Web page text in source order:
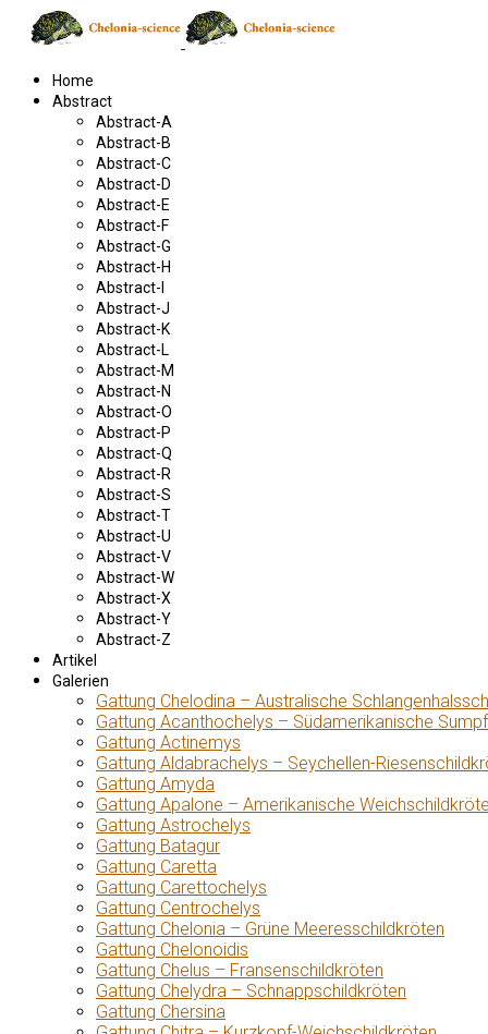
Home
Abstract
Abstract-A
Abstract-B
Abstract-C
Abstract-D
Abstract-E
Abstract-F
Abstract-G
Abstract-H
Abstract-I
Abstract-J
Abstract-K
Abstract-L
Abstract-M
Abstract-N
Abstract-O
Abstract-P
Abstract-Q
Abstract-R
Abstract-S
Abstract-T
Abstract-U
Abstract-V
Abstract-W
Abstract-X
Abstract-Y
Abstract-Z
Artikel
Galerien
Gattung Chelodina – Australische
Gattung Acanthochelys – Südamerikanische
Gattung Actinemys
Gattung Aldabrachelys – Seychellen-
Gattung Amyda
Gattung Apalone – Amerikanische
Gattung Astrochelys
Gattung Batagur
Gattung Caretta
Gattung Carettochelys
Gattung Centrochelys
Gattung Chelonia – Grüne Meeresschildkröten
Gattung Chelonoidis
Gattung Chelus – Fransenschildkröten
Gattung Chelydra – Schnappschildkröten
Gattung Chersina